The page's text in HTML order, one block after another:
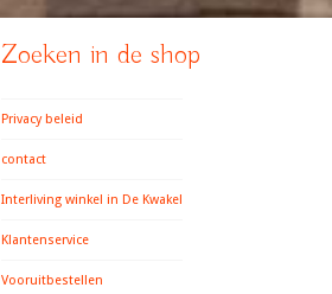
Zoeken in de shop
Privacy beleid
contact
Interliving winkel in De Kwakel
Klantenservice
Vooruitbestellen